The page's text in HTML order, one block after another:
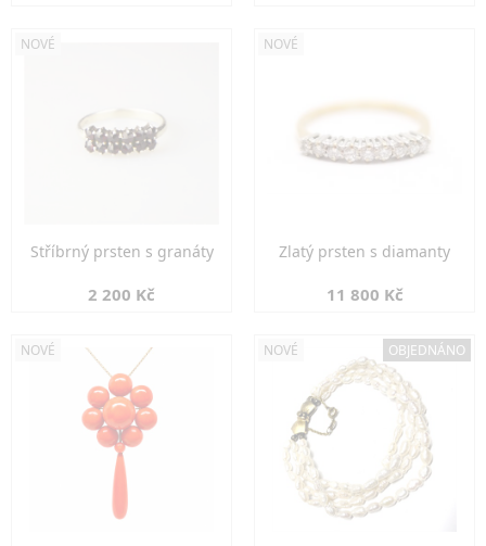
NOVÉ
Stříbrný prsten s granáty
2 200 Kč
NOVÉ
Zlatý prsten s diamanty
11 800 Kč
NOVÉ NOVÉ OBJEDNÁNO